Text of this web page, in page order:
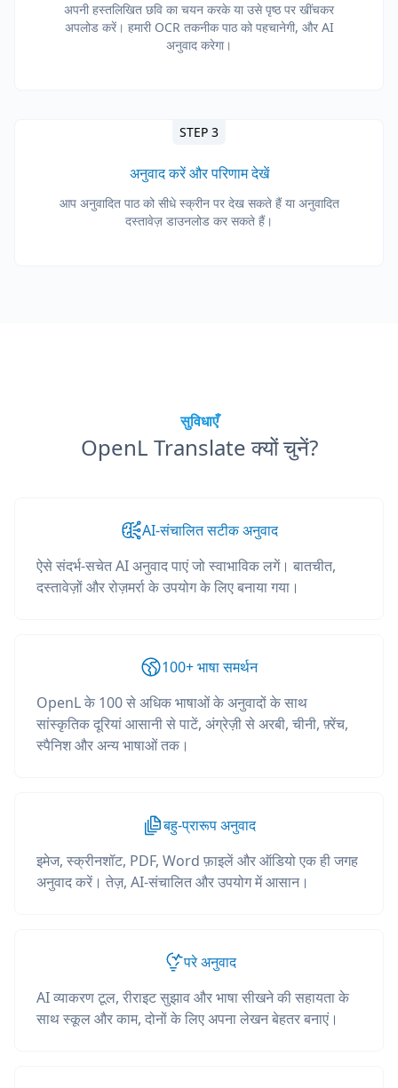
अपनी हस्तलिखित छवि का चयन करके या उसे पृष्ठ पर खींचकर
अपलोड करें। हमारी OCR तकनीक पाठ को पहचानेगी, और AI
अनुवाद करेगा।
STEP 3
अनुवाद करें और परिणाम देखें
आप अनुवादित पाठ को सीधे स्क्रीन पर देख सकते हैं या अनुवादित
दस्तावेज़ डाउनलोड कर सकते हैं।
सुविधाएँ
OpenL Translate क्यों चुनें?
AI-संचालित सटीक अनुवाद
ऐसे संदर्भ-सचेत AI अनुवाद पाएं जो स्वाभाविक लगें। बातचीत,
दस्तावेज़ों और रोज़मर्रा के उपयोग के लिए बनाया गया।
100+ भाषा समर्थन
OpenL के 100 से अधिक भाषाओं के अनुवादों के साथ
सांस्कृतिक दूरियां आसानी से पाटें, अंग्रेज़ी से अरबी, चीनी, फ़्रेंच,
स्पैनिश और अन्य भाषाओं तक।
बहु-प्रारूप अनुवाद
इमेज, स्क्रीनशॉट, PDF, Word फ़ाइलें और ऑडियो एक ही जगह
अनुवाद करें। तेज़, AI-संचालित और उपयोग में आसान।
परे अनुवाद
AI व्याकरण टूल, रीराइट सुझाव और भाषा सीखने की सहायता के
साथ स्कूल और काम, दोनों के लिए अपना लेखन बेहतर बनाएं।